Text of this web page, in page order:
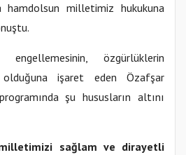
hamdolsun milletimiz hukukuna
engellemesinin, özgürlüklerin
olduğuna işaret eden Özafşar
şu hususların altını
sağlam ve dirayetli